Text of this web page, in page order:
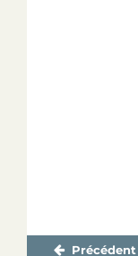
NavigationPrécédent